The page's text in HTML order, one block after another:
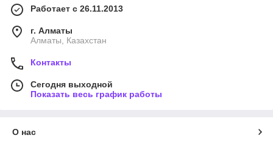
Работает с 26.11.2013
г. Алматы
Алматы, Казахстан
Контакты
Сегодня выходной
Показать весь график работы
О нас